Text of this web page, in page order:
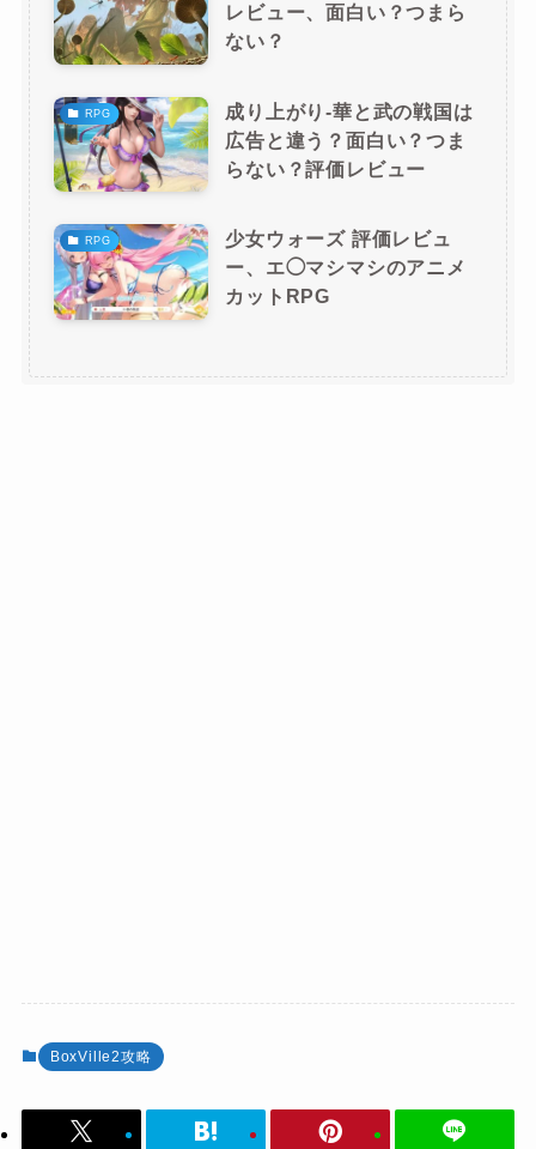
レビュー、面白い？つまら
ない？
RPG
成り上がり-華と武の戦国は
広告と違う？面白い？つま
らない？評価レビュー
RPG
少女ウォーズ 評価レビュ
ー、エ◯マシマシのアニメ
カットRPG
BoxVille2攻略